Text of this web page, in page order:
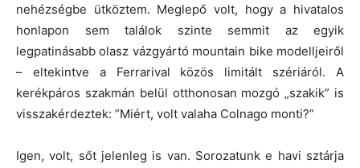
nehézségbe ütköztem. Meglepő volt, hogy a hivatalos
honlapon sem találok szinte semmit az egyik
legpatinásabb olasz vázgyártó mountain bike modelljeiről
– eltekintve a Ferrarival közös limitált szériáról. A
kerékpáros szakmán belül otthonosan mozgó „szakik” is
visszakérdeztek: ”Miért, volt valaha Colnago monti?”
Igen, volt, sőt jelenleg is van. Sorozatunk e havi sztárja